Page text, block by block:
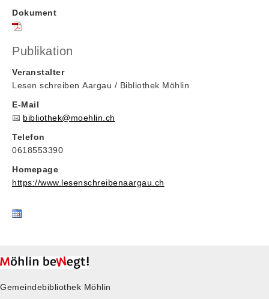
Dokument
Publikation
Veranstalter
Lesen schreiben Aargau / Bibliothek Möhlin
E-Mail
bibliothek@moehlin.ch
Telefon
0618553390
Homepage
https://www.lesenschreibenaargau.ch
Gemeindebibliothek Möhlin